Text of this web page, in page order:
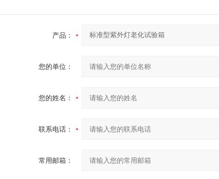
产品：
您的单位：
您的姓名：
联系电话：
常用邮箱：